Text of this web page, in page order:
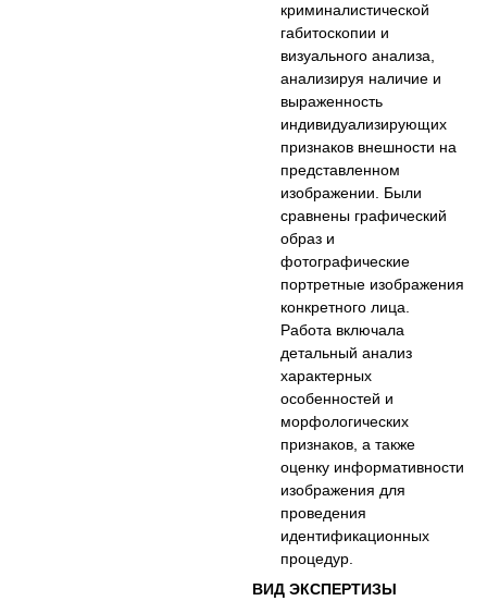
криминалистической
габитоскопии и
визуального анализа,
анализируя наличие и
выраженность
индивидуализирующих
признаков внешности на
представленном
изображении. Были
сравнены графический
образ и
фотографические
портретные изображения
конкретного лица.
Работа включала
детальный анализ
характерных
особенностей и
морфологических
признаков, а также
оценку информативности
изображения для
проведения
идентификационных
процедур.
ВИД ЭКСПЕРТИЗЫ